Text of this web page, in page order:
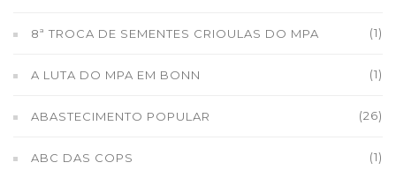
8ª TROCA DE SEMENTES CRIOULAS DO MPA (1)
A LUTA DO MPA EM BONN (1)
ABASTECIMENTO POPULAR (26)
ABC DAS COPS (1)